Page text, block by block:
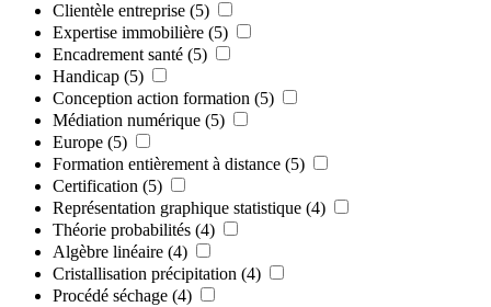
Clientèle entreprise (5)
Expertise immobilière (5)
Encadrement santé (5)
Handicap (5)
Conception action formation (5)
Médiation numérique (5)
Europe (5)
Formation entièrement à distance (5)
Certification (5)
Représentation graphique statistique (4)
Théorie probabilités (4)
Algèbre linéaire (4)
Cristallisation précipitation (4)
Procédé séchage (4)